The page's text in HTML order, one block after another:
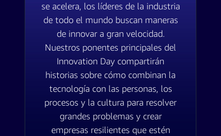
se acelera, los líderes de la industria
de todo el mundo buscan maneras
de innovar a gran velocidad.
Nuestros ponentes principales del
Innovation Day compartirán
historias sobre cómo combinan la
tecnología con las personas, los
procesos y la cultura para resolver
grandes problemas y crear
empresas resilientes que estén